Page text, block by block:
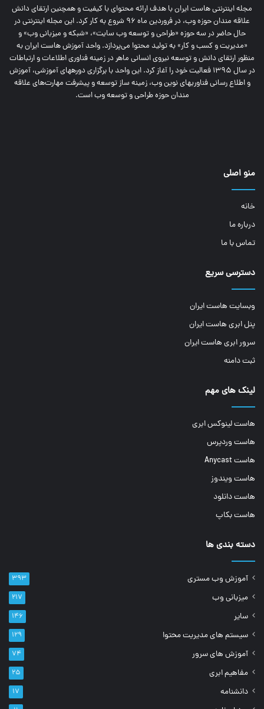
مجله اینترنتی‌ هاست ایران با هدف ارائه محتوای با کیفیت و همچنین ارتقای دانش
علاقه مندان حوزه وب، در فروردین ماه 96 شروع به کار کرد. این مجله اینترنتی در
حال حاضر در سه حوزه «طراحی و توسعه وب سایت»، «شبکه و میزبانی وب» و
«مدیریت و کسب و کار» به تولید محتوا می‌پردازد. واحد آموزش هاست ایران به
منظور ارتقای دانش و توسعه نیروی انسانی ماهر در زمینه فناوری اطلاعات و ارتباطات
در سال 1395 فعالیت خود را آغاز کرد. این واحد با برگزاری دوره‎های آموزشی، آموزش
و اطلاع رسانی فناوری‎های نوین وب، زمینه ساز توسعه و پیشرفت مهارت‌های علاقه
مندان حوزه طراحی و توسعه وب است.
منو اصلی
خانه
درباره ما
تماس با ما
دسترسی سریع
وبسایت هاست ایران
پنل ابری هاست ایران
سرور ابری هاست ایران
ثبت دامنه
لینک های مهم
هاست لینوکس ابری
هاست وردپرس
هاست Anycast
هاست ویندوز
هاست دانلود
هاست بکاپ
دسته بندی ها
آموزش وب مستری ۳۹۳
میزبانی وب ۲۱۷
سایر ۱۴۶
سیستم های مدیریت محتوا ۱۲۹
آموزش های سرور ۷۴
مفاهیم ابری ۲۵
دانشنامه ۱۷